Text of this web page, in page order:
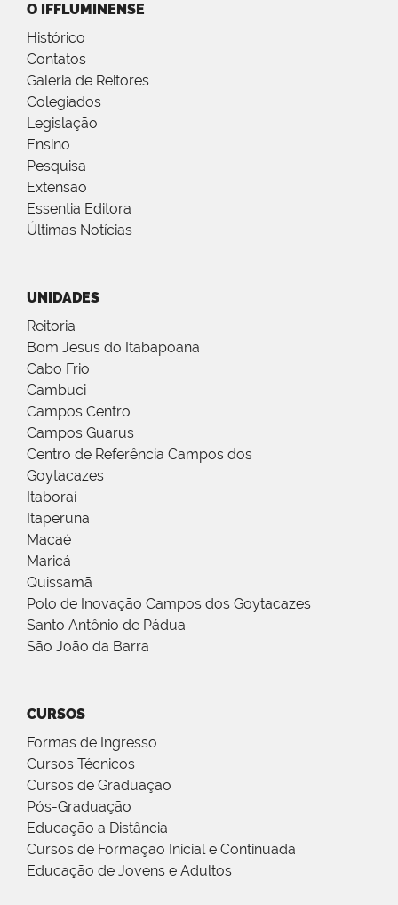
O IFFLUMINENSE
Histórico
Contatos
Galeria de Reitores
Colegiados
Legislação
Ensino
Pesquisa
Extensão
Essentia Editora
Últimas Notícias
UNIDADES
Reitoria
Bom Jesus do Itabapoana
Cabo Frio
Cambuci
Campos Centro
Campos Guarus
Centro de Referência Campos dos
Goytacazes
Itaboraí
Itaperuna
Macaé
Maricá
Quissamã
Polo de Inovação Campos dos Goytacazes
Santo Antônio de Pádua
São João da Barra
CURSOS
Formas de Ingresso
Cursos Técnicos
Cursos de Graduação
Pós-Graduação
Educação a Distância
Cursos de Formação Inicial e Continuada
Educação de Jovens e Adultos